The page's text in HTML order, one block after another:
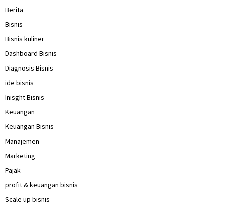
Berita
Bisnis
Bisnis kuliner
Dashboard Bisnis
Diagnosis Bisnis
ide bisnis
Inisght Bisnis
Keuangan
Keuangan Bisnis
Manajemen
Marketing
Pajak
profit & keuangan bisnis
Scale up bisnis